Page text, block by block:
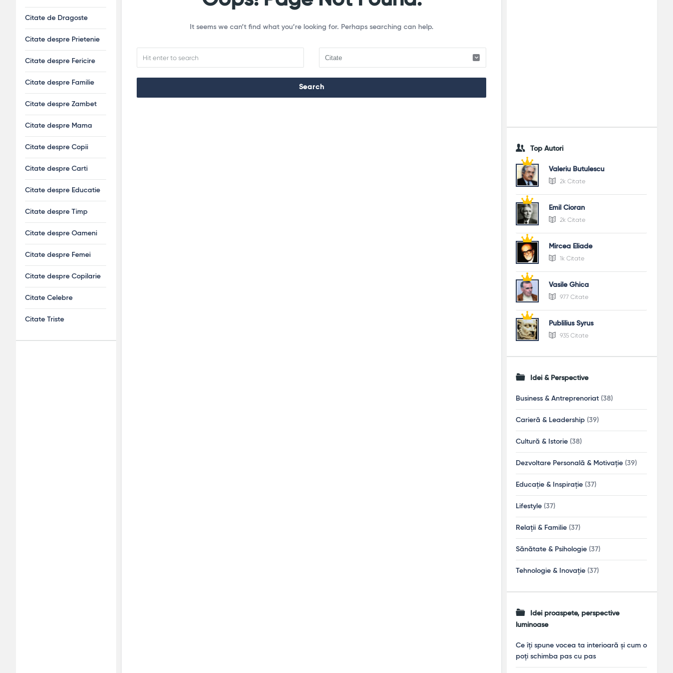
It seems we can’t find what you’re looking for. Perhaps searching can help.
Top Autori
Valeriu Butulescu
2k Citate
Emil Cioran
2k Citate
Mircea Eliade
1k Citate
Vasile Ghica
977 Citate
Publilius Syrus
935 Citate
Idei & Perspective
Business & Antreprenoriat (38)
Carieră & Leadership (39)
Cultură & Istorie (38)
Dezvoltare Personală & Motivație (39)
Educație & Inspirație (37)
Lifestyle (37)
Relații & Familie (37)
Sănătate & Psihologie (37)
Tehnologie & Inovație (37)
Idei proaspete, perspective
luminoase
Ce îți spune vocea ta interioară și cum o
poți schimba pas cu pas
Citate de Dragoste
Citate despre Prietenie
Citate despre Fericire
Citate despre Familie
Citate despre Zambet
Citate despre Mama
Citate despre Copii
Citate despre Carti
Citate despre Educatie
Citate despre Timp
Citate despre Oameni
Citate despre Femei
Citate despre Copilarie
Citate Celebre
Citate Triste